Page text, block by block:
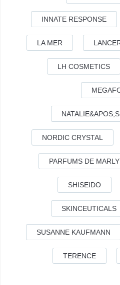
INNATE RESPONSE
LA MER
LH COSMETICS
NORDIC CRYSTAL
PARFUMS DE MARLY
SHISEIDO
SKINCEUTICALS
SUSANNE KAUFMANN
TERENCE